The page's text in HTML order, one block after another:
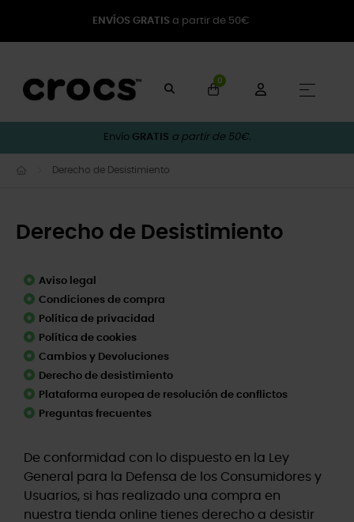
ENVÍOS GRATIS a partir de 50€
0
☰
Envío GRATIS a partir de 50€.
Derecho de Desistimiento
Derecho de Desistimiento
Aviso legal
Condiciones de compra
Política de privacidad
Política de cookies
Cambios y Devoluciones
Derecho de desistimiento
Plataforma europea de resolución de conflictos
Preguntas frecuentes
De conformidad con lo dispuesto en la Ley
General para la Defensa de los Consumidores y
Usuarios, si has realizado una compra en
nuestra tienda online tienes derecho a desistir